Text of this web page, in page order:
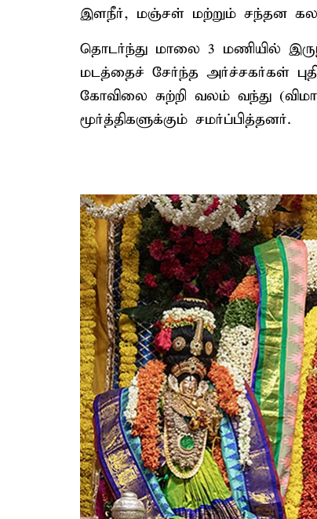
இளநீர், மஞ்சள் மற்றும் சந்தன
தொடர்ந்து மாலை 3 மணியில்
மடத்தைச் சேர்ந்த அர்ச்சகர்கள்
கோவிலை சுற்றி வலம் வந்து
மூர்த்திகளுக்கும் சமர்ப்பித்தனர்.